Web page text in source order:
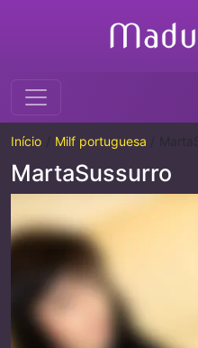
Início Milf portuguesa
MartaSussurro